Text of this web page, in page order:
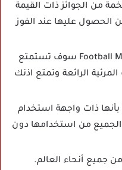
من الجوائز ذات القيمة
الحصول عليها عند الفوز
من خلال تحميل لعبة Football Master 2 سوف تستمتع
الرائعة وتمتع اذنك
تتميز لعبة football master 2 بأنها ذات واجهة استخدام
من استخدامها دون
جميع أنحاء العالم.